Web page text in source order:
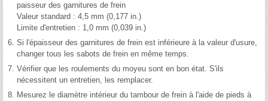
paisseur des garnitures de frein
Valeur standard : 4,5 mm (0,177 in.)
Limite d'entretien : 1,0 mm (0,039 in.)
6. Si l'épaisseur des garnitures de frein est inférieure à la valeur d'usure,
changer tous les sabots de frein en même temps.
7. Vérifier que les roulements du moyeu sont en bon état. S'ils
nécessitent un entretien, les remplacer.
8. Mesurez le diamètre intérieur du tambour de frein à l'aide de pieds à